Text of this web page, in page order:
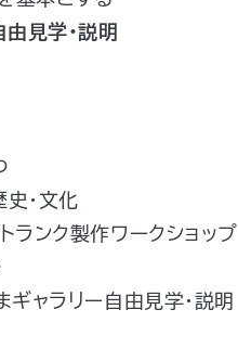
見学・説明
・文化
ンク製作ワークショップ
ャラリー自由見学・説明